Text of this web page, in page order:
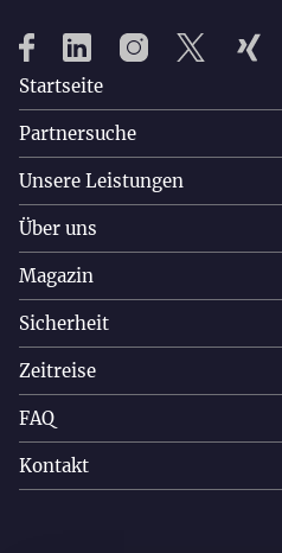
Startseite
Partnersuche
Unsere Leistungen
Über uns
Magazin
Sicherheit
Zeitreise
FAQ
Kontakt